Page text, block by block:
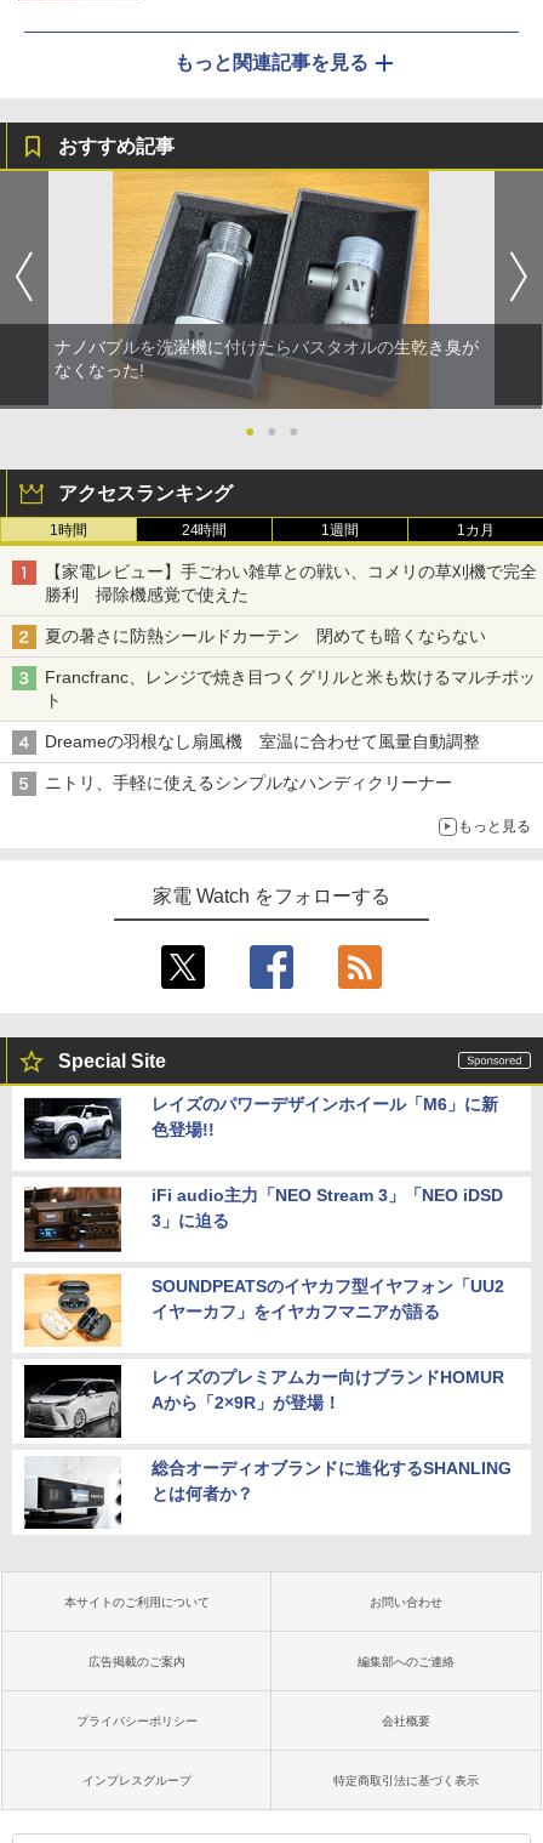
もっと関連記事を見る
おすすめ記事
ナノバブルを洗濯機に付けたらバスタオルの生乾き臭が
なくなった!
● ● ●
アクセスランキング
1時間 24時間 1週間 1カ月
【家電レビュー】手ごわい雑草との戦い、コメリの草刈機で完全
勝利 掃除機感覚で使えた
夏の暑さに防熱シールドカーテン 閉めても暗くならない
Francfranc、レンジで焼き目つくグリルと米も炊けるマルチポッ
ト
Dreameの羽根なし扇風機 室温に合わせて風量自動調整
ニトリ、手軽に使えるシンプルなハンディクリーナー
もっと見る
家電 Watch をフォローする
Special Site
レイズのパワーデザインホイール「M6」に新
色登場!!
iFi audio主力「NEO Stream 3」「NEO iDSD
3」に迫る
SOUNDPEATSのイヤカフ型イヤフォン「UU2
イヤーカフ」をイヤカフマニアが語る
レイズのプレミアムカー向けブランドHOMUR
Aから「2×9R」が登場！
総合オーディオブランドに進化するSHANLING
とは何者か？
本サイトのご利用について お問い合わせ
広告掲載のご案内 編集部へのご連絡
プライバシーポリシー 会社概要
インプレスグループ 特定商取引法に基づく表示